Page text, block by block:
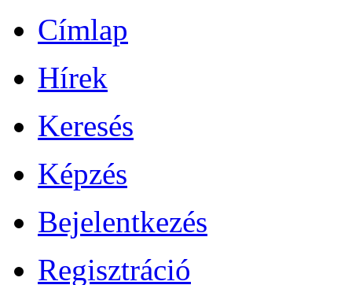
Címlap
Hírek
Keresés
Képzés
Bejelentkezés
Regisztráció